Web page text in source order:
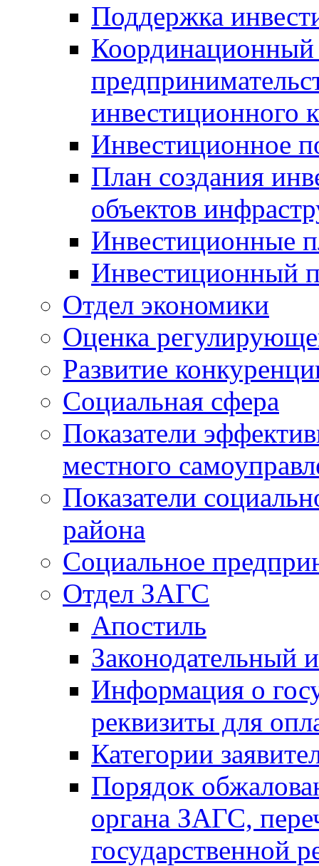
Поддержка
Координационный
инвестиционного
Инвестиционное
План создания
объектов
Инвестиционные
Инвестиционный
Отдел экономики
Оценка
Развитие
Социальная сфера
Показатели
местного
Показатели
района
Социальное
Отдел ЗАГС
Апостиль
Законодательный
Информация о
реквизиты для
Категории
Порядок
органа ЗАГС,
государственной